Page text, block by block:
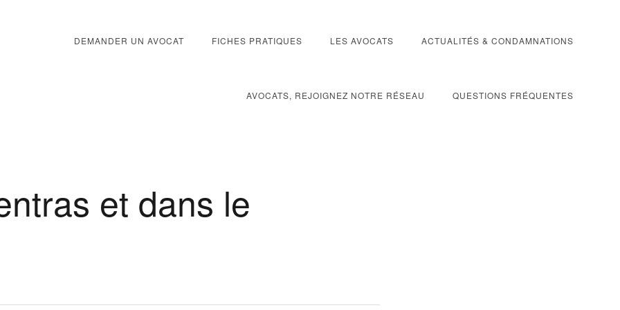
DEMANDER UN AVOCAT FICHES PRATIQUES LES AVOCATS ACTUALITÉS & CONDAMNATIONS
AVOCATS, REJOIGNEZ NOTRE RÉSEAU QUESTIONS FRÉQUENTES
et dans le